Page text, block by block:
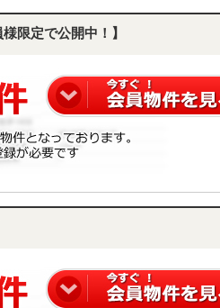
限定で公開中！】